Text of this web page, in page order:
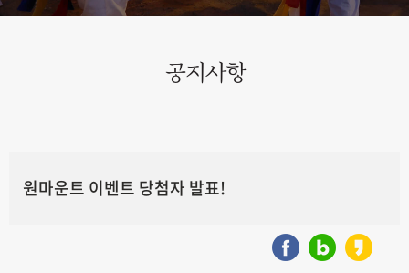
공지사항
원마운트 이벤트 당첨자 발표!